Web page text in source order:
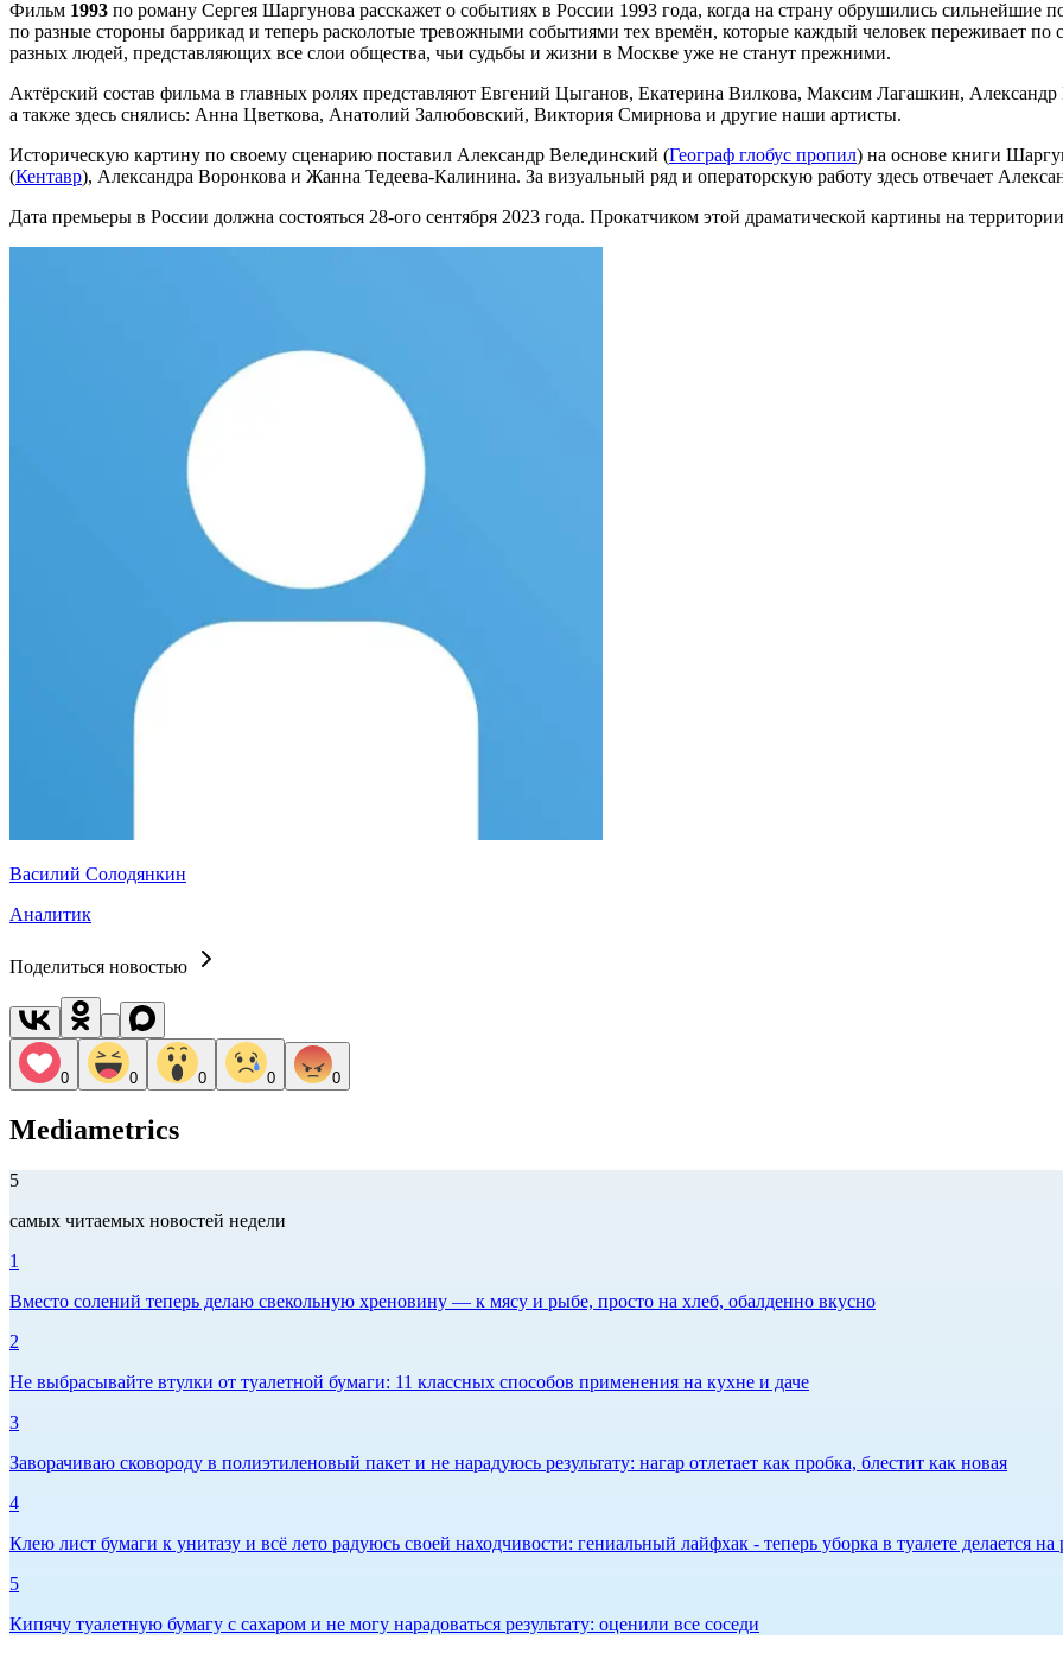
Фильм 1993 по роману Сергея Шаргунова расскажет о событиях в России 1993 года, когда на страну обрушились сильнейшие
по разные стороны баррикад и теперь расколотые тревожными событиями тех времён, которые каждый человек переживает по
разных людей, представляющих все слои общества, чьи судьбы и жизни в Москве уже не станут прежними.
Актёрский состав фильма в главных ролях представляют Евгений Цыганов, Екатерина Вилкова, Максим Лагашкин,
а также здесь снялись: Анна Цветкова, Анатолий Залюбовский, Виктория Смирнова и другие наши артисты.
Историческую картину по своему сценарию поставил Александр Велединский (Географ глобус пропил) на основе книги
(Кентавр), Александра Воронкова и Жанна Тедеева-Калинина. За визуальный ряд и операторскую работу здесь отвечает
Дата премьеры в России должна состояться 28-ого сентября 2023 года. Прокатчиком этой драматической картины на
Василий Солодянкин
Аналитик
Поделиться новостью
0 0 0 0 0
Mediametrics
5
самых читаемых новостей недели
1
Вместо солений теперь делаю свекольную хреновину — к мясу и рыбе, просто на хлеб, обалденно вкусно
2
Не выбрасывайте втулки от туалетной бумаги: 11 классных способов применения на кухне и даче
3
Заворачиваю сковороду в полиэтиленовый пакет и не нарадуюсь результату: нагар отлетает как пробка, блестит как новая
4
Клею лист бумаги к унитазу и всё лето радуюсь своей находчивости: гениальный лайфхак - теперь уборка в туалете делается на
5
Кипячу туалетную бумагу с сахаром и не могу нарадоваться результату: оценили все соседи